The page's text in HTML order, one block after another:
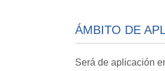
ÁMBITO DE
Será de aplicación